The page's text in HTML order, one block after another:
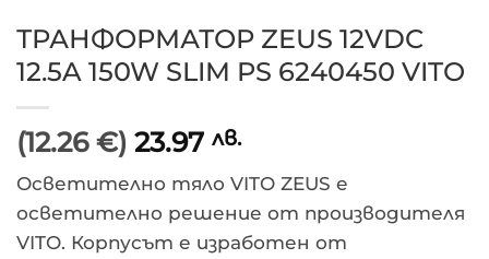
ТРАНФОРМАТОР ZEUS 12VDC
12.5A 150W SLIM PS 6240450 VITO
(12.26 €) 23.97 лв.
Осветително тяло VITO ZEUS е
осветително решение от производителя
VITO. Корпусът е изработен от